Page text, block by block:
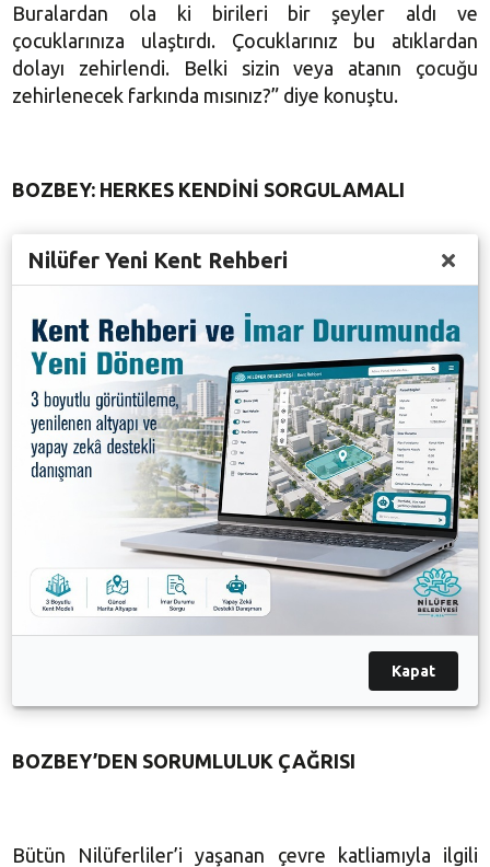
Buralardan ola ki birileri bir şeyler aldı ve
çocuklarınıza ulaştırdı. Çocuklarınız bu atıklardan
dolayı zehirlendi. Belki sizin veya atanın çocuğu
zehirlenecek farkında mısınız?” diye konuştu.
BOZBEY: HERKES KENDİNİ SORGULAMALI
Herkesin çevreyi korumak gibi bir sorumluluğu
olduğunu hatırlatan Bozbey, şöyle devam etti: “Biz
Nilüfer Belediyesi olarak yıllardır özellikle
vatandaşların evlerindeki tadilat atıklarını ücretsiz
olarak toplayan tek kurumuz. 64 mahallemizde bize
talepte bulunan vatandaşlarımızın tadilat atıklarını
ücret talep etmeden alıyoruz. Sadece son bir yılda 25
bin talebe yanıt vererek tadilat atıklarını Atık Bertaraf
Tesisi'ne naklettik. Buna rağmen, binlerce kamyon
çöpü de doğadan topluyoruz ve ilave masraf
yapıyoruz. Sadece bir yılda evsel tadilat atıklarını
toplamak için yaklaşık 2 milyon 200 bin TL harcama
yaptık. Az bir bedel değil ve bunu hiçbir belediye
yapmıyor. Buna rağmen hala böyle bir manzara
oluşuyorsa herkes kendisini sorgulamalı” dedi.
BOZBEY’DEN SORUMLULUK ÇAĞRISI
Bütün Nilüferliler’i yaşanan çevre katliamıyla ilgili
Nilüfer Yeni Kent Rehberi
Kapat